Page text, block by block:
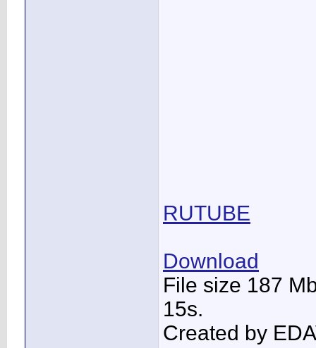
RUTUBE
Download
File size 187
15s.
Created by